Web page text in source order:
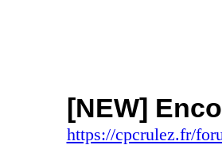
[NEW]
https://cpcrulez.fr/